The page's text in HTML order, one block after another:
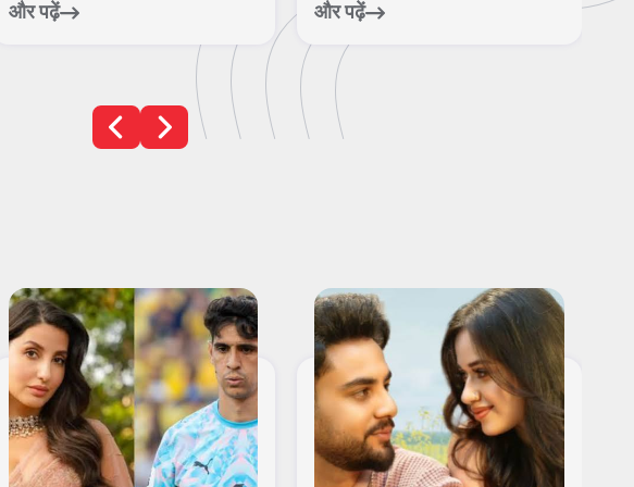
ब...
और पढ़ें
और पढ़ें